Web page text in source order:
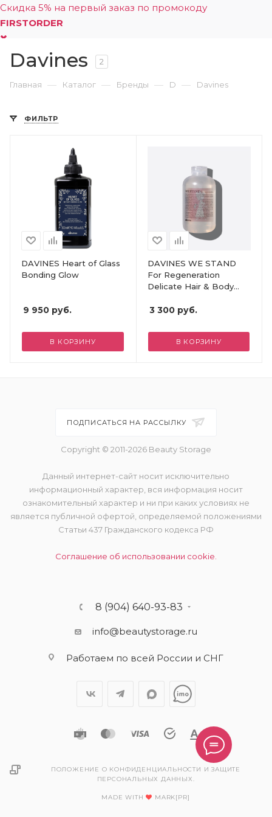
Скидка 5% на первый заказ по промокоду
FIRSTORDER
Davines 2
Главная — Каталог — Бренды — D — Davines
ФИЛЬТР
DAVINES Heart of Glass
Bonding Glow
9 950 руб.
В КОРЗИНУ
DAVINES WE STAND
For Regeneration
Delicate Hair & Body
3 300руб.
В КОРЗИНУ
ПОДПИСАТЬСЯ НА РАССЫЛКУ
Copyright © 2011-2026 Beauty Storage
Данный интернет-сайт носит исключительно
информационный характер, вся информация носит
ознакомительный характер и ни при каких условиях не
является публичной офертой, определяемой положениями
Статьи 437 Гражданского кодекса РФ
Соглашение об использовании cookie.
8 (904) 640-93-83
info@beautystorage.ru
Работаем по всей России и СНГ
ПОЛОЖЕНИЕ О КОНФИДЕНЦИАЛЬНОСТИ И ЗАЩИТЕ
ПЕРСОНАЛЬНЫХ ДАННЫХ.
MADE WITH MARK[PR]